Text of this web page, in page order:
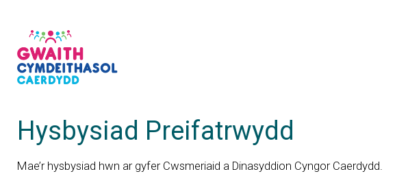
Hysbysiad Preifatrwydd
Mae’r hysbysiad hwn ar gyfer Cwsmeriaid a Dinasyddion Cyngor Caerdydd.